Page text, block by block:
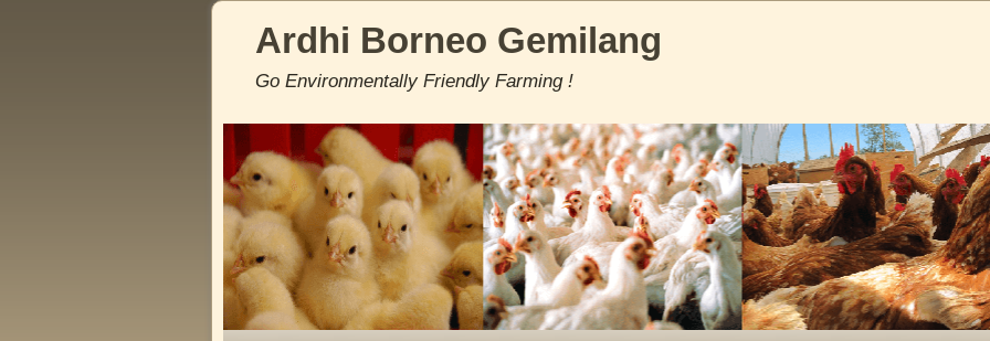
Ardhi Borneo Gemilang
Go Environmentally Friendly Farming !